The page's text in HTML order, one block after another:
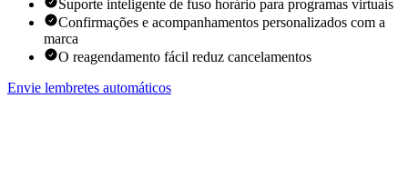
Suporte inteligente de fuso horário para programas virtuais
Confirmações e acompanhamentos personalizados com a
marca
O reagendamento fácil reduz cancelamentos
Envie lembretes automáticos